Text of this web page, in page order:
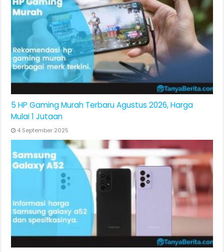
5 HP Gaming Murah Terbaru Agustus 2026, Harga
Mulai 1 Jutaan
4 September 2025